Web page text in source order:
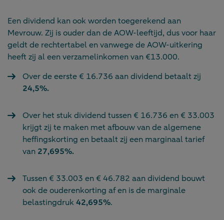
Een dividend kan ook worden toegerekend aan
Mevrouw. Zij is ouder dan de AOW-leeftijd, dus voor haar
geldt de rechtertabel en vanwege de AOW-uitkering
heeft zij al een verzamelinkomen van €13.000.
Over de eerste € 16.736 aan dividend betaalt zij
24,5%.
Over het stuk dividend tussen € 16.736 en € 33.003
krijgt zij te maken met afbouw van de algemene
heffingskorting en betaalt zij een marginaal tarief
van 27,695%.
Tussen € 33.003 en € 46.782 aan dividend bouwt
ook de ouderenkorting af en is de marginale
belastingdruk 42,695%.